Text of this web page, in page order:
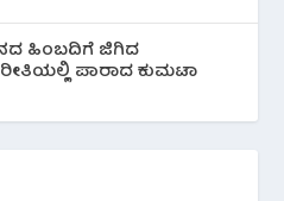
ಹಿಂಬದಿಗೆ ಜಿಗಿದ
ಪಾರಾದ ಕುಮಟಾ